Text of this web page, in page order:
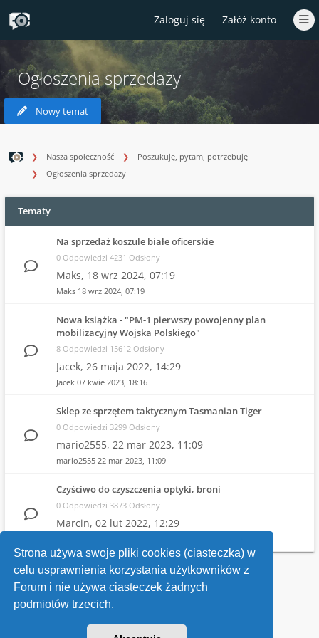
Strona używa swoje pliki cookies (ciasteczka) w
celu usprawnienia korzystania użytkowników z
Forum i nie używa ciasteczek żadnych
podmiotów trzecich.
Zaloguj się Załóż konto
Ogłoszenia sprzedaży
Nowy temat
Nasza społeczność
Poszukuję, pytam, potrzebuję
Ogłoszenia sprzedaży
Tematy
Na sprzedaż koszule białe oficerskie
0 Odpowiedzi 4231 Odsłony
Maks, 18 wrz 2024, 07:19
Maks 18 wrz 2024, 07:19
Nowa książka - "PM-1 pierwszy powojenny plan
mobilizacyjny Wojska Polskiego"
8 Odpowiedzi 15612 Odsłony
Jacek, 26 maja 2022, 14:29
Jacek 07 kwie 2023, 18:16
Sklep ze sprzętem taktycznym Tasmanian Tiger
0 Odpowiedzi 3299 Odsłony
mario2555, 22 mar 2023, 11:09
mario2555 22 mar 2023, 11:09
Czyściwo do czyszczenia optyki, broni
0 Odpowiedzi 3873 Odsłony
Marcin, 02 lut 2022, 12:29
Wróć do wykazu forów